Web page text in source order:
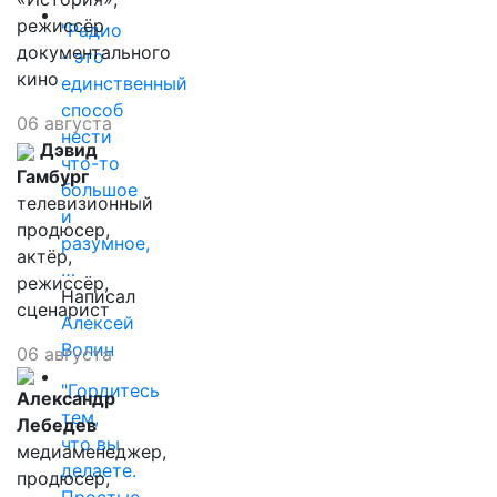
"Радио
- это
единственный
способ
нести
что-то
большое
и
разумное,
…
Написал
Алексей
Волин
"Гордитесь
тем,
что вы
делаете.
режиссёр
документального
кино
06 августа
Дэвид
Гамбург
телевизионный
продюсер,
актёр,
режиссёр,
сценарист
06 августа
Александр
Лебедев
медиаменеджер,
продюсер,